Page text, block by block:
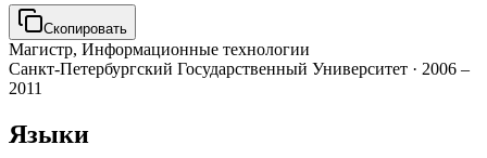
Скопировать
Магистр, Информационные технологии
Санкт-Петербургский Государственный Университет · 2006 –
2011
Языки